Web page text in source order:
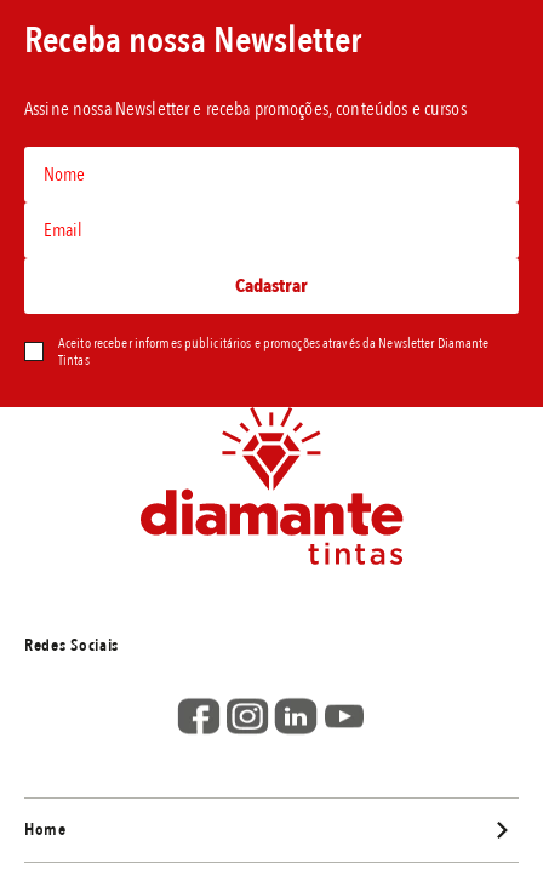
Receba nossa Newsletter
Assine nossa Newsletter e receba promoções, conteúdos e cursos
Aceito receber informes publicitários e promoções através da Newsletter Diamante
Tintas
Redes Sociais
Home